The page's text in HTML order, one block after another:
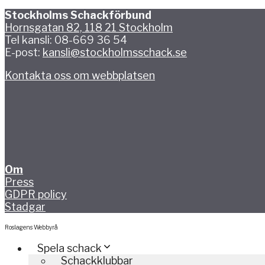
Stockholms Schackförbund
Hornsgatan 82, 118 21 Stockholm
Tel kansli: 08-669 36 54
E-post: kansli@stockholmsschack.se
Kontakta oss om webbplatsen
Om
Press
GDPR policy
Stadgar
Roslagens Webbyrå
Spela schack
Schackklubbar